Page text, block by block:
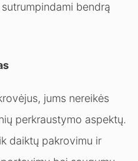
bendrą
jums nereikės
perkraustymo aspektų.
daiktų pakrovimu ir